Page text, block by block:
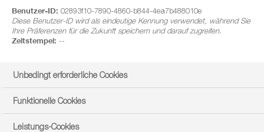
Benutzer-ID: 02893f10-7890-4860-b844-4ea7b488010e
Diese Benutzer-ID wird als eindeutige Kennung verwendet, während Sie
Ihre Präferenzen für die Zukunft speichern und darauf zugreifen.
Zeitstempel: --
Unbedingt erforderliche Cookies
Funktionelle Cookies
Leistungs-Cookies